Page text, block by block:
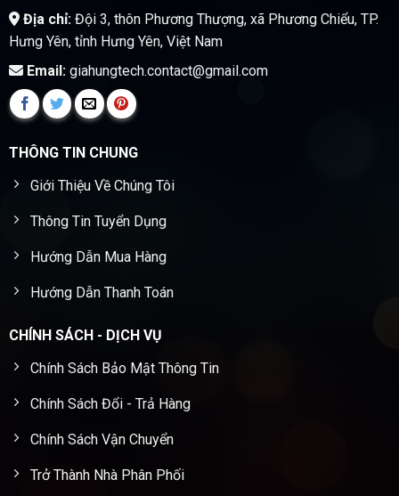
Địa chỉ:Đội 3, thôn Phương Thượng, xã Phương Chiểu, TP.
Hưng Yên, tỉnh Hưng Yên, Việt Nam
Email:giahungtech.contact@gmail.com
THÔNG TIN CHUNG
Giới Thiệu Về Chúng Tôi
Thông Tin Tuyển Dụng
Hướng Dẫn Mua Hàng
Hướng Dẫn Thanh Toán
CHÍNH SÁCH - DỊCH VỤ
Chính Sách Bảo Mật Thông Tin
Chính Sách Đổi - Trả Hàng
Chính Sách Vận Chuyển
Trở Thành Nhà Phân Phối